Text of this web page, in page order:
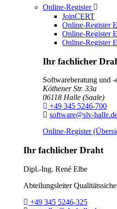
Online-Register Toggle
JoinCERT
Online-Register
Online-Register
Online-Register
Ihr fachlicher
Softwareberatung und
Köthener Str. 33a
06118 Halle (Saale)
Telefon:
+49 345 5246-700
E-Mail:
software@slv-
Online-Register
Ihr fachlicher Draht
Dipl.-Ing. René Elbe
Abteilungsleiter
Telefon:
+49 345 5246-325